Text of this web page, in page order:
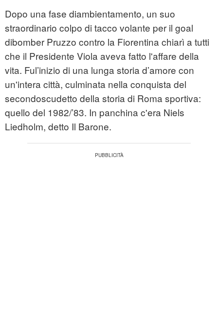
Dopo una fase diambientamento, un suo
straordinario colpo di tacco volante per il goal
dibomber Pruzzo contro la Fiorentina chiarì a tutti
che il Presidente Viola aveva fatto l'affare della
vita. Ful’inizio di una lunga storia d’amore con
un'intera città, culminata nella conquista del
secondoscudetto della storia di Roma sportiva:
quello del 1982/’83. In panchina c'era Niels
Liedholm, detto Il Barone.